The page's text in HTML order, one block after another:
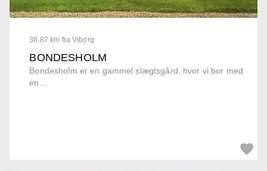
38.87 km fra Viborg
BONDESHOLM
Bondesholm er en gammel slægtsgård, hvor vi bor med
en...